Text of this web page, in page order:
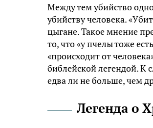
Между тем убийство
убийству человека.
цыгане. Такое мнение
то, что «у пчелы тоже
«происходит от
библейской легендой. К
едва ли не больше, чем
Легенда о